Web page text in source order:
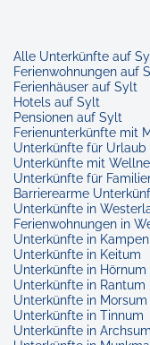
Alle Unterkünfte auf
Ferienwohnungen auf
Ferienhäuser auf Sylt
Hotels auf Sylt
Pensionen auf Sylt
Ferienunterkünfte mit
Unterkünfte für Urlaub
Unterkünfte mit
Unterkünfte für
Barrierearme
Unterkünfte in
Ferienwohnungen in
Unterkünfte in Kampen
Unterkünfte in Keitum
Unterkünfte in Hörnum
Unterkünfte in Rantum
Unterkünfte in Morsum
Unterkünfte in Tinnum
Unterkünfte in Archsum